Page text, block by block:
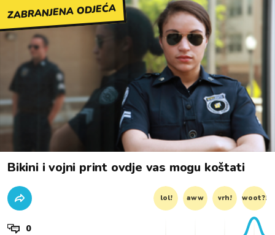
ZABRANJENA ODJEĆA
Bikini i vojni print ovdje vas mogu koštati
lol! aww vrh! woot?!
0